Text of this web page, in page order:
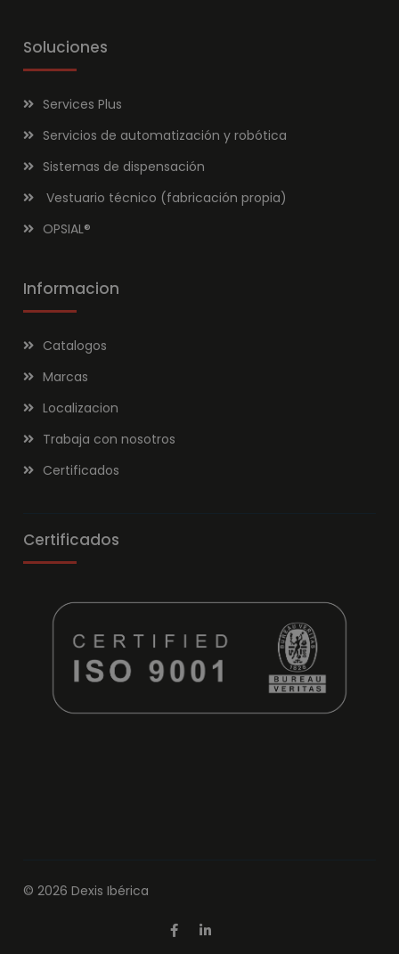
Soluciones
Services Plus
Servicios de automatización y robótica
Sistemas de dispensación
Vestuario técnico (fabricación propia)
OPSIAL®
Informacion
Catalogos
Marcas
Localizacion
Trabaja con nosotros
Certificados
Certificados
© 2026 Dexis Ibérica